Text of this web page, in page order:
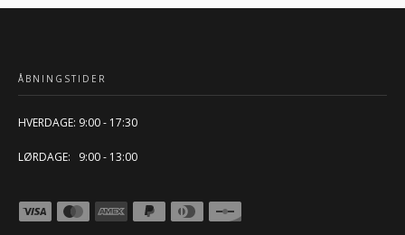
ÅBNINGSTIDER
HVERDAGE: 9:00 - 17:30
LØRDAGE: 9:00 - 13:00